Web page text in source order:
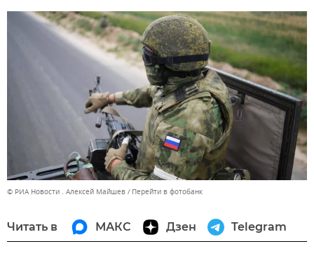
© РИА Новости . Алексей Майшев Перейти в фотобанк
Читать в МАКС Дзен Telegram